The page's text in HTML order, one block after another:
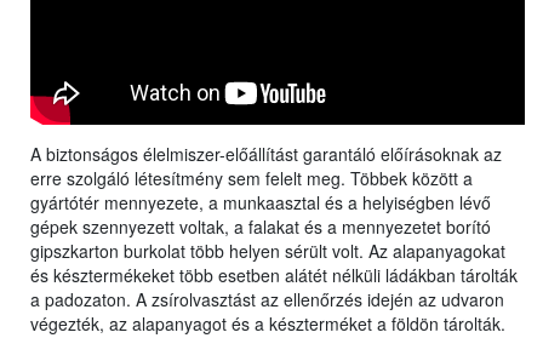
A biztonságos élelmiszer-előállítást garantáló előírásoknak az
erre szolgáló létesítmény sem felelt meg. Többek között a
gyártótér mennyezete, a munkaasztal és a helyiségben lévő
gépek szennyezett voltak, a falakat és a mennyezetet borító
gipszkarton burkolat több helyen sérült volt. Az alapanyagokat
és késztermékeket több esetben alátét nélküli ládákban tárolták
a padozaton. A zsírolvasztást az ellenőrzés idején az udvaron
végezték, az alapanyagot és a készterméket a földön tárolták.